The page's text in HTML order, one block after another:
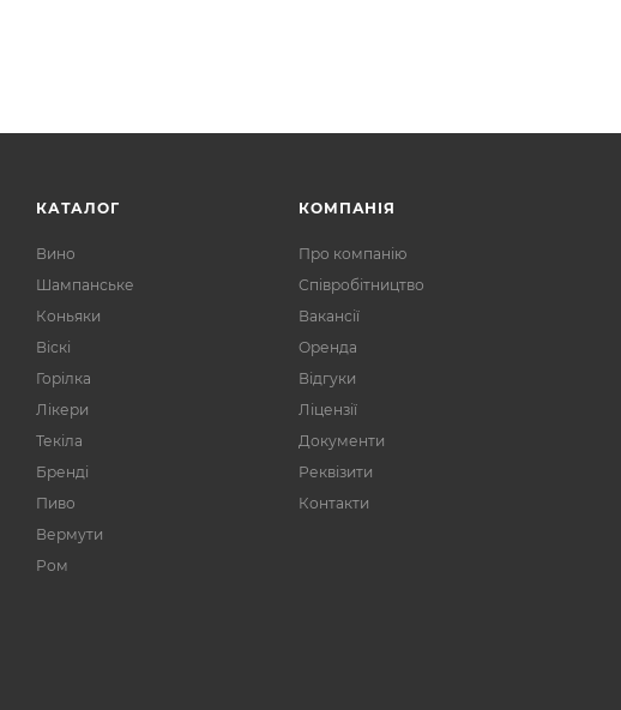
КАТАЛОГ
Вино
Шампанське
Коньяки
Віскі
Горілка
Лікери
Текіла
Бренді
Пиво
Вермути
Ром
КОМПАНІЯ
Про компанію
Співробітництво
Вакансії
Оренда
Відгуки
Ліцензії
Документи
Реквізити
Контакти